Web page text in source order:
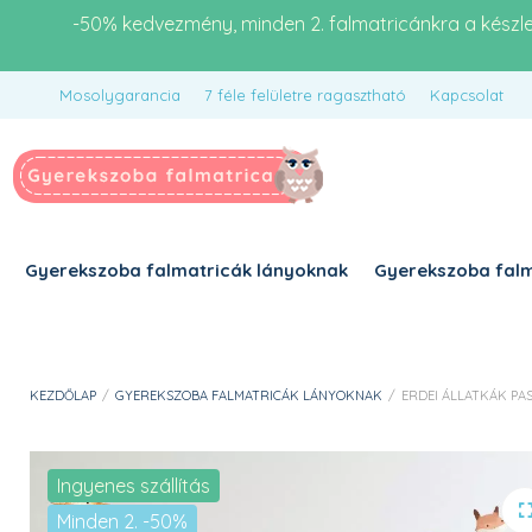
-50% kedvezmény, minden 2. falmatricánkra a
Mosolygarancia 7 féle felületre ragasztható Kapcsolat
Gyerekszoba falmatricák lányoknak Gyerekszoba
KEZDŐLAP / GYEREKSZOBA FALMATRICÁK LÁNYOKNAK / ERDEI ÁLLATKÁK
Minden 2. -50%
Ingyenes szállítás